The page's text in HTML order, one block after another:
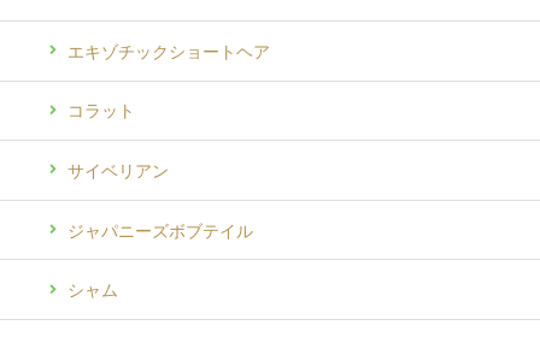
エキゾチックショートヘア
コラット
サイベリアン
ジャパニーズボブテイル
シャム